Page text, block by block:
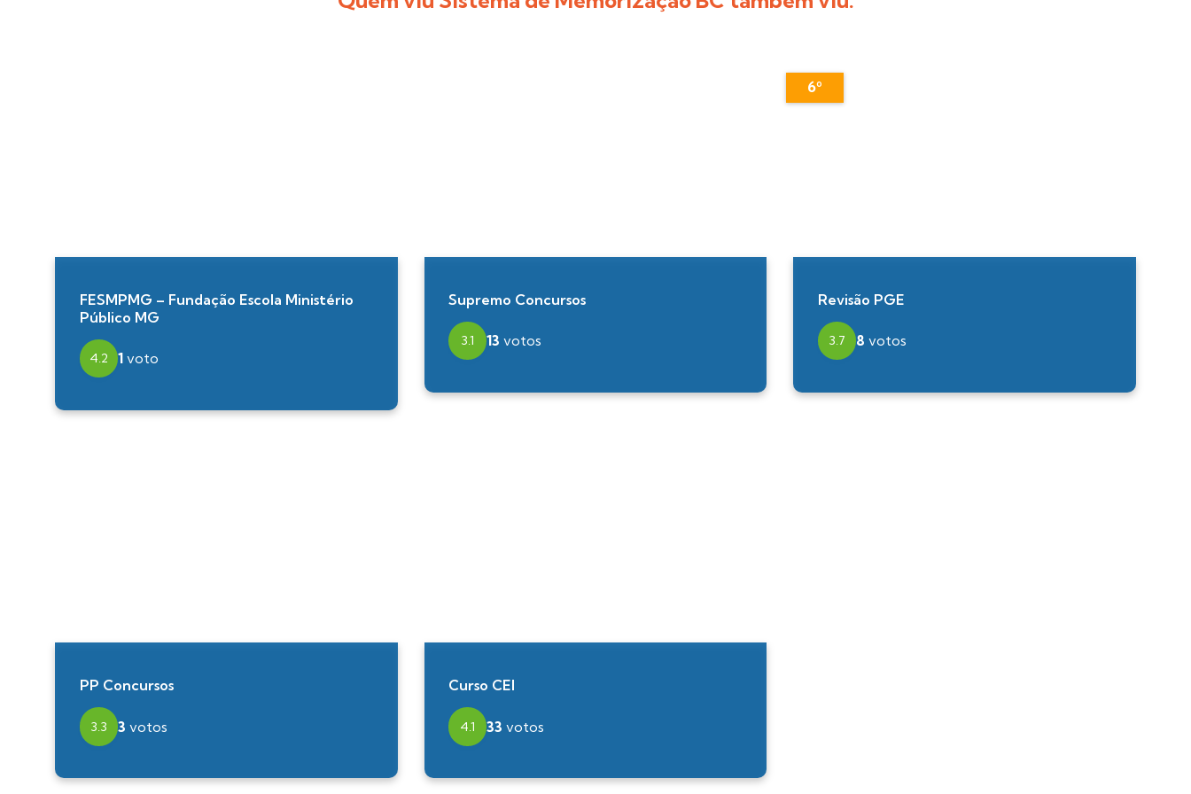
FESMPMG – Fundação Escola Ministério
Público MG
4.2 1voto
Supremo Concursos
3.1 13 votos
6º
Revisão PGE
3.7 8 votos
PP Concursos
3.3 3 votos
Curso CEI
4.1 33 votos